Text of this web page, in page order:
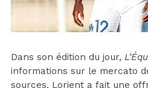
Dans son édition du jour,
informations sur le mercato
sources, Lorient a fait une